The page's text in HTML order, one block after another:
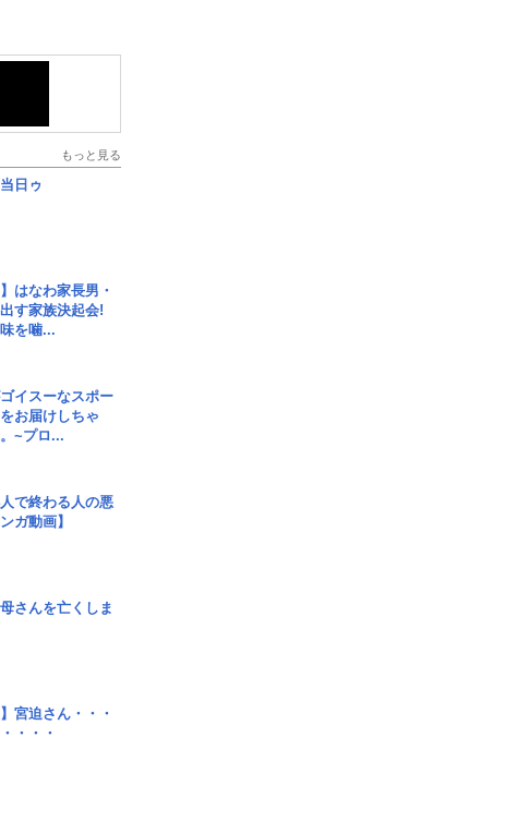
もっと見る
日ゥ
はなわ家長男・
す家族決起会!
を噛...
イスーなスポー
お届けしちゃ
~プロ...
人で終わる人の悪
ガ動画】
母さんを亡くしま
宮迫さん・・・
・・・